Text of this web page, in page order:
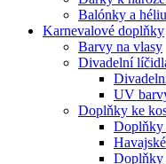
Balónky a
Karnevalové doplňky
Barvy na vlasy
Divadelní
UV
Doplňky ke
Doplňky
Doplňky